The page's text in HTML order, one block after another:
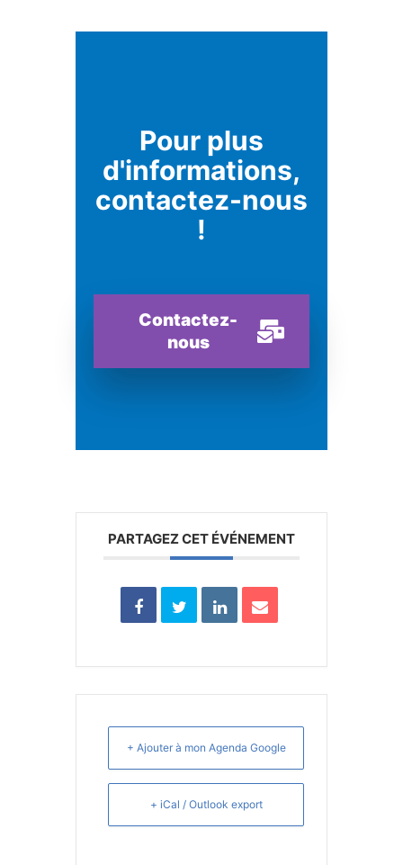
Pour plus
d'informations,
contactez-nous
!
Contactez-
nous
PARTAGEZ CET ÉVÉNEMENT
+ Ajouter à mon Agenda Google
+ iCal / Outlook export